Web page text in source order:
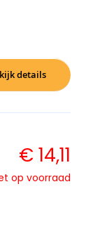
details
€ 14,11
op voorraad